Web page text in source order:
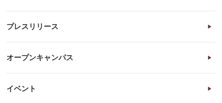
プレスリリース
オープンキャンパス
イベント